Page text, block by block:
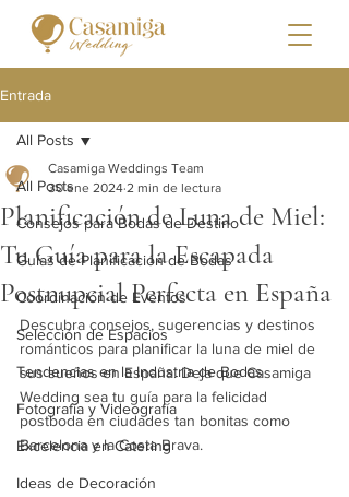
Entrada
All Posts
Consejos para Bodas de Destino
Guías de Planificación de Bodas
Coordinación de Eventos
Selección de Espacios
Tendencias en la Industria de Bodas
Fotografía y Videografía
Excelencia en Catering
Ideas de Decoración
All Posts
Planificación de Luna de Miel:
Tu Guía para la Escapada
Postnupcial Perfecta en España
Casamiga Weddings Team
30 ene 2024 2 min de lectura
Descubra consejos, sugerencias y destinos
románticos para planificar la luna de miel de
sus sueños en España. Deja que Casamiga
Wedding sea tu guía para la felicidad
postboda en ciudades tan bonitas como
Barcelona y la Costa Brava.